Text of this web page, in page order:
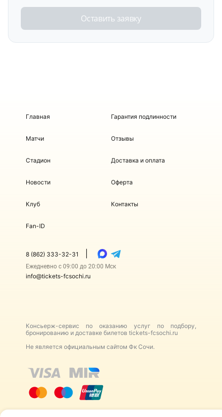
Оставить заявку
Главная
Матчи
Стадион
Новости
Клуб
Fan-ID
Гарантия подлинности
Отзывы
Доставка и оплата
Оферта
Контакты
8 (862) 333-32-31
Ежедневно с 09:00 до 20:00 Мск
info@tickets-fcsochi.ru
Консьерж-сервис по оказанию услуг по подбору,
бронированию и доставке билетов tickets-fcsochi.ru
Не является официальным сайтом Фк Сочи.